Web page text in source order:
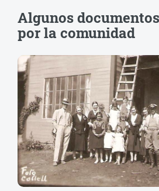
Algunos
por la comunidad